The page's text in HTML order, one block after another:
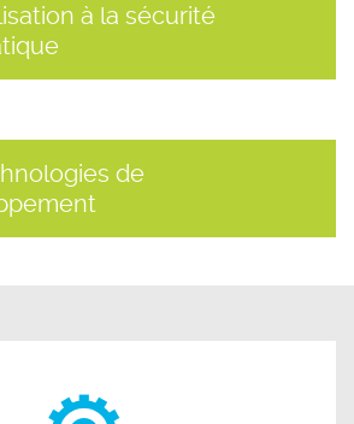
à la sécurité
de